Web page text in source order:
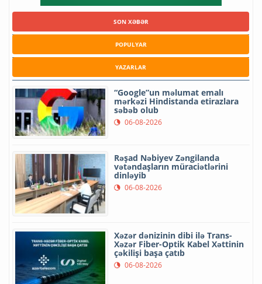
SON XƏBƏR
POPULYAR
YAZARLAR
“Google”un məlumat emalı
mərkəzi Hindistanda etirazlara
səbəb olub
06-08-2026
Rəşad Nəbiyev Zəngilanda
vətəndaşların müraciətlərini
dinləyib
06-08-2026
Xəzər dənizinin dibi ilə Trans-
Xəzər Fiber-Optik Kabel Xəttinin
çəkilişi başa çatıb
06-08-2026